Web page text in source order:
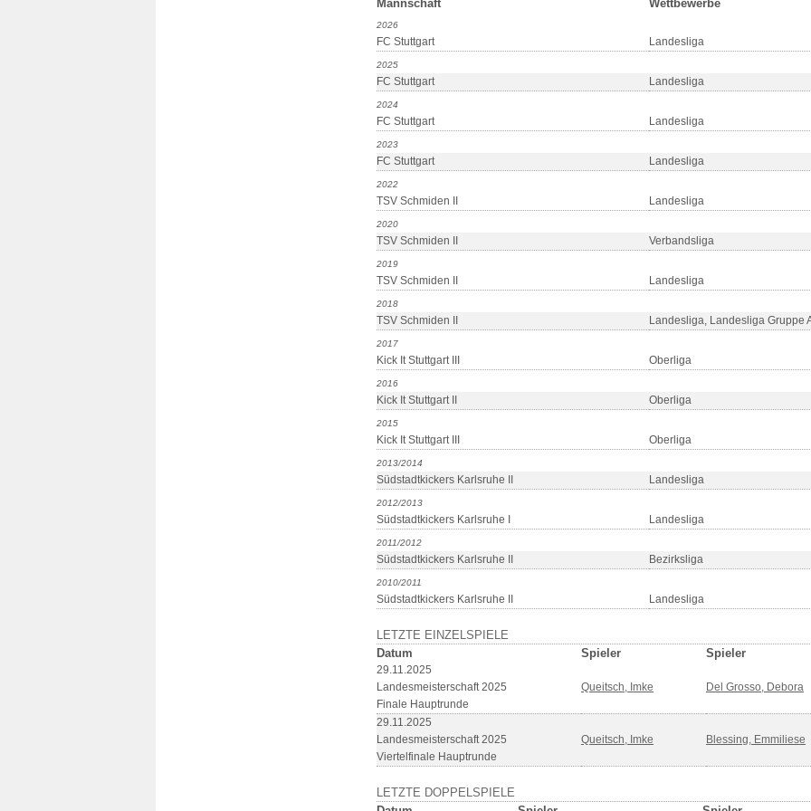
Mannschaft Wettbewerbe
2026
FC Stuttgart Landesliga
2025
FC Stuttgart Landesliga
2024
FC Stuttgart Landesliga
2023
FC Stuttgart Landesliga
2022
TSV Schmiden II Landesliga
2020
TSV Schmiden II Verbandsliga
2019
TSV Schmiden II Landesliga
2018
TSV Schmiden II Landesliga, Landesliga Gruppe
2017
Kick It Stuttgart III Oberliga
2016
Kick It Stuttgart II Oberliga
2015
Kick It Stuttgart III Oberliga
2013/2014
Südstadtkickers Karlsruhe II Landesliga
2012/2013
Südstadtkickers Karlsruhe I Landesliga
2011/2012
Südstadtkickers Karlsruhe II Bezirksliga
2010/2011
Südstadtkickers Karlsruhe II Landesliga
LETZTE EINZELSPIELE
Datum
Spieler Spieler
29.11.2025
Landesmeisterschaft 2025
Finale Hauptrunde
Queitsch, Imke Del Grosso, Debora
29.11.2025
Landesmeisterschaft 2025
Viertelfinale Hauptrunde
Queitsch, Imke Blessing, Emmiliese
LETZTE DOPPELSPIELE